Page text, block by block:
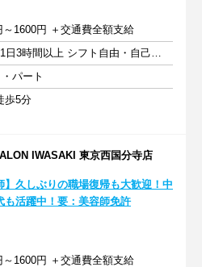
～1600円 ＋交通費全額支給
週1日以上 1日3時間以上 シフト自由・自己申告
パート
歩5分
IWASAKI 東京西国分寺店
】久しぶりの職場復帰も大歓迎！中
も活躍中！要：美容師免許
～1600円 ＋交通費全額支給